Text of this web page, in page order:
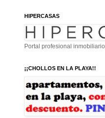
HIPERCASAS
Portal profesional inmobiliario
¡¡CHOLLOS EN LA PLAYA!!